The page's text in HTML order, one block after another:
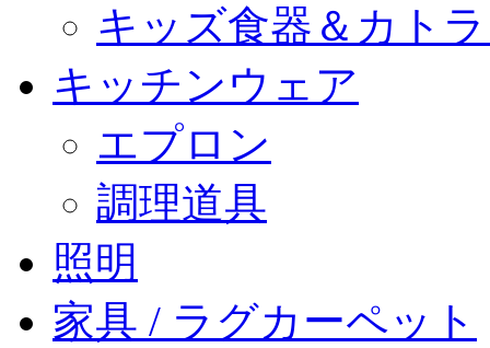
キッズ食器＆カト
キッチンウェア
エプロン
調理道具
照明
家具 / ラグカーペット